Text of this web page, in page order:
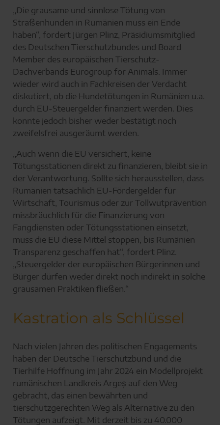
„Die grausame und sinnlose Tötung von
Straßenhunden in Rumänien muss ein Ende
haben“, fordert Jürgen Plinz, Präsidiumsmitglied
des Deutschen Tierschutzbundes und Board
Member des europäischen Tierschutz-
Dachverbands Eurogroup for Animals. Immer
wieder wird auch in Fachkreisen der Verdacht
diskutiert, ob die Hundetötungen in Rumänien u.a.
durch EU-Steuergelder finanziert werden. Dies
konnte jedoch bisher weder bestätigt noch
zweifelsfrei ausgeräumt werden.
„Auch wenn die EU versichert, keine
Tötungsstationen direkt zu finanzieren, bleibt sie in
der Verantwortung. Sollte sich herausstellen, dass
Rumänien tatsächlich EU-Fördergelder für
Wirtschaft, Tourismus oder zur Tollwutprävention
missbräuchlich für die Finanzierung von
Fangdiensten oder Tötungsstationen einsetzt,
muss die EU diese Mittel stoppen, bis Rumänien
Transparenz geschaffen hat“, fordert Plinz.
„Steuergelder der europäischen Bürgerinnen und
Bürger dürfen weder direkt noch indirekt in solche
grausamen Praktiken fließen.“
Kastration als Schlüssel
Nach vielen Jahren des politischen Engagements
haben der Deutsche Tierschutzbund und die
Tierhilfe Hoffnung im Jahr 2024 ein Modellprojekt
rumänischen Landkreis Argeș auf den Weg
gebracht, das einen bewährten und
tierschutzgerechten Weg als Alternative zu den
Tötungen aufzeigt. Mit derzeit bis zu 40.000